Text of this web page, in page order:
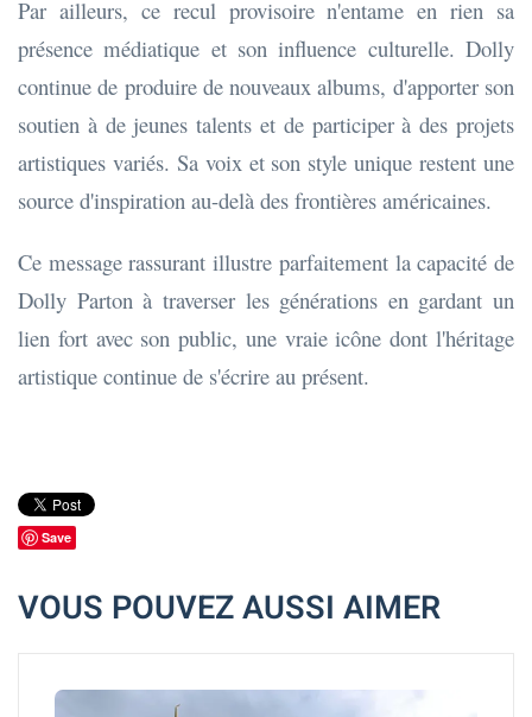
Par ailleurs, ce recul provisoire n'entame en rien sa
présence médiatique et son influence culturelle. Dolly
continue de produire de nouveaux albums, d'apporter son
soutien à de jeunes talents et de participer à des projets
artistiques variés. Sa voix et son style unique restent une
source d'inspiration au-delà des frontières américaines.
Ce message rassurant illustre parfaitement la capacité de
Dolly Parton à traverser les générations en gardant un
lien fort avec son public, une vraie icône dont l'héritage
artistique continue de s'écrire au présent.
Save
VOUS POUVEZ AUSSI AIMER